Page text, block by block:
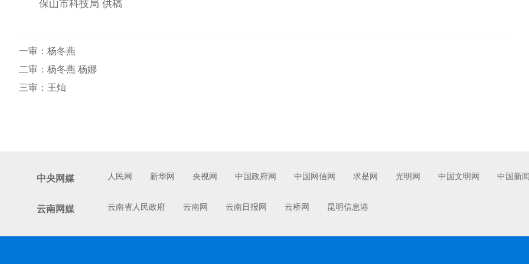
保山市科技局 供稿
一审： 杨冬燕
二审：杨冬燕 杨娜
三审：王灿
中央网媒 人民网 新华网 央视网 中国政府网 中国网信网 求是网 光明网 中国文明网 中国新
云南网媒 云南省人民政府 云南网 云南日报网 云桥网 昆明信息港